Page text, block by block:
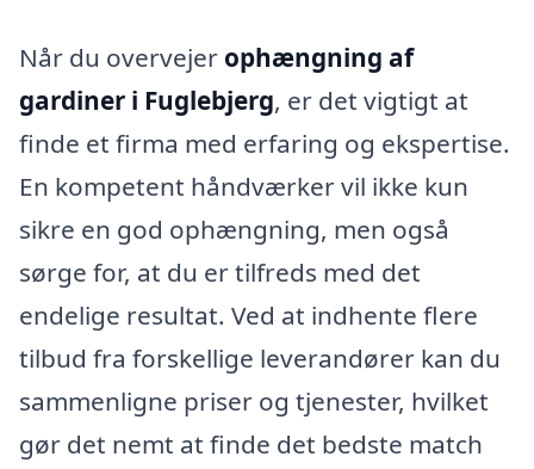
Når du overvejer ophængning af
gardiner i Fuglebjerg, er det vigtigt at
finde et firma med erfaring og ekspertise.
En kompetent håndværker vil ikke kun
sikre en god ophængning, men også
sørge for, at du er tilfreds med det
endelige resultat. Ved at indhente flere
tilbud fra forskellige leverandører kan du
sammenligne priser og tjenester, hvilket
gør det nemt at finde det bedste match